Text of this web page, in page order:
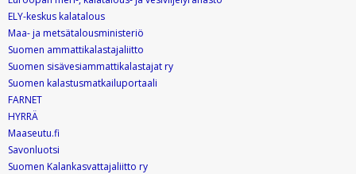
ELY-keskus kalatalous
Maa- ja metsätalousministeriö
Suomen ammattikalastajaliitto
Suomen sisävesiammattikalastajat ry
Suomen kalastusmatkailuportaali
FARNET
HYRRÄ
Maaseutu.fi
Savonluotsi
Suomen Kalankasvattajaliitto ry